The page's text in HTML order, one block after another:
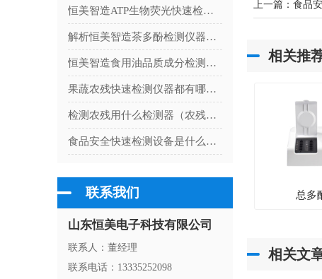
恒美智造ATP生物荧光快速检测仪技术白皮书：ATP细菌检测仪性能与技术详解
解析恒美智造茶多酚检测仪器：完善售后与服务支持体系
恒美智造食用油品质成分检测仪-酸价测定仪常见技术问题FAQ解答
果蔬农残快速检测仪器都有哪些？果蔬农残快速检测仪清单
检测农残用什么检测器（农残检测仪功能）
食品安全快速检测设备是什么仪器
联系我们
山东恒美电子科技有限公司
联系人：董经理
联系电话：13335252098
上一篇：食品
相关推
总多
相关文